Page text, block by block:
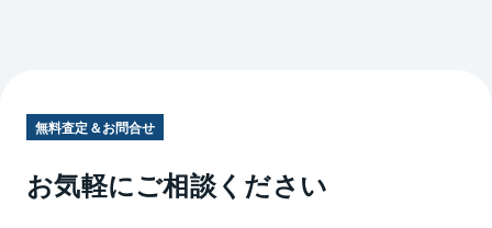
無料査定＆お問合せ
お気軽にご相談ください